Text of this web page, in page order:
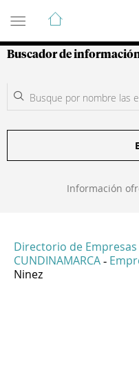
Guía de
Buscador de
Información
Directorio de Empresas
CUNDINAMARCA -
Ninez